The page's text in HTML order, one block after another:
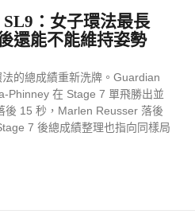
：女子環法最長
還能不能維持姿勢
的總成績重新洗牌。Guardian
Phinney 在 Stage 7 單飛勝出並
後 15 秒，Marlen Reusser 落後
7 後總成績整理也指向同樣局